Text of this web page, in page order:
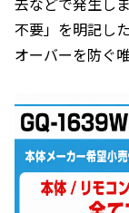
不要」を明記し
オーバーを防ぐ